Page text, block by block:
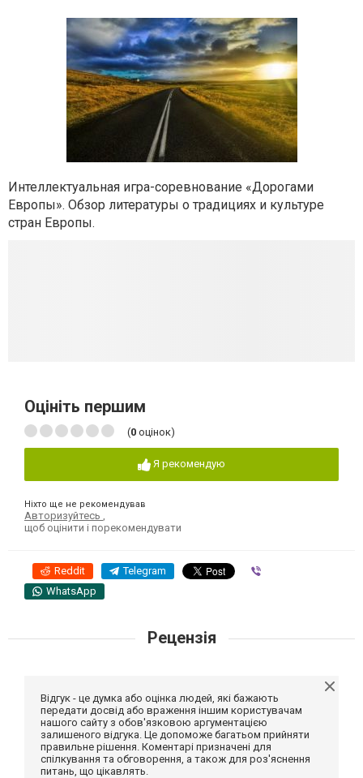
Интеллектуальная игра-соревнование «Дорогами
Европы». Обзор литературы о традициях и культуре
стран Европы.
Оцініть першим
(0 оцінок)
Я рекомендую
Ніхто ще не рекомендував
Авторизуйтесь
щоб оцінити і порекомендувати
Reddit Telegram
WhatsApp
Рецензія
Відгук - це думка або оцінка людей, які бажають
передати досвід або враження іншим користувачам
нашого сайту з обов'язковою аргументацією
залишеного відгука. Це допоможе багатьом прийняти
правильне рішення. Коментарі призначені для
спілкування та обговорення, а також для роз'яснення
питань, що цікавлять.